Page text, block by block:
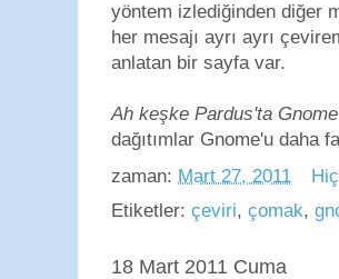
yöntem izlediğinden diğer
her mesajı ayrı ayrı
anlatan bir sayfa var.
Ah keşke Pardus'ta
dağıtımlar Gnome'u daha
zaman: Mart 27, 2011
Etiketler: çeviri, çomak,
18 Mart 2011 Cuma